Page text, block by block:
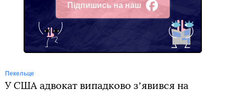
Підпишись на наш
Facebook
Пекельце
У США адвокат випадково зʼявився на